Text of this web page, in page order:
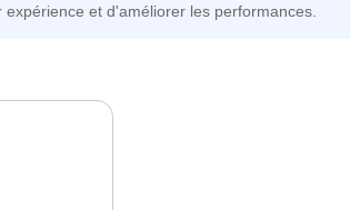
et d'améliorer les performances.